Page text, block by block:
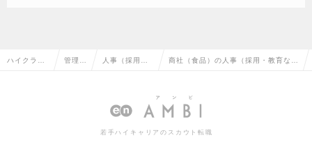
ハイクラス 管理部 人事（採用・ 商社（食品）の人事（採用・教育な
若手ハイキャリアのスカウト転職